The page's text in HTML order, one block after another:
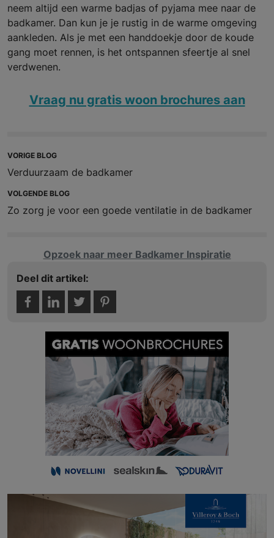
neem altijd een warme badjas of pyjama mee naar de
badkamer. Dan kun je je rustig in de warme omgeving
aankleden. Als je met een handdoekje door de koude
gang moet rennen, is het ontspannen sfeertje al snel
verdwenen.
Vraag nu gratis woon brochures aan
VORIGE BLOG
Verduurzaam de badkamer
VOLGENDE BLOG
Zo zorg je voor een goede ventilatie in de badkamer
Opzoek naar meer Badkamer Inspiratie
Deel dit artikel: